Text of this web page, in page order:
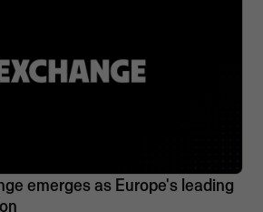
emerges as Europe's leading